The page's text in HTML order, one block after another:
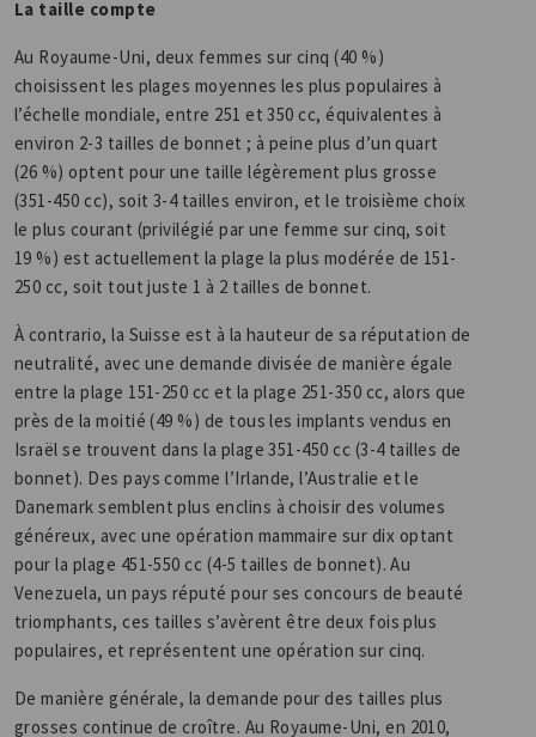
La taille compte
Au Royaume-Uni, deux femmes sur cinq (40 %)
choisissent les plages moyennes les plus populaires à
l’échelle mondiale, entre 251 et 350 cc, équivalentes à
environ 2-3 tailles de bonnet ; à peine plus d’un quart
(26 %) optent pour une taille légèrement plus grosse
(351-450 cc), soit 3-4 tailles environ, et le troisième choix
le plus courant (privilégié par une femme sur cinq, soit
19 %) est actuellement la plage la plus modérée de 151-
250 cc, soit tout juste 1 à 2 tailles de bonnet.
À contrario, la Suisse est à la hauteur de sa réputation de
neutralité, avec une demande divisée de manière égale
entre la plage 151-250 cc et la plage 251-350 cc, alors que
près de la moitié (49 %) de tous les implants vendus en
Israël se trouvent dans la plage 351-450 cc (3-4 tailles de
bonnet). Des pays comme l’Irlande, l’Australie et le
Danemark semblent plus enclins à choisir des volumes
généreux, avec une opération mammaire sur dix optant
pour la plage 451-550 cc (4-5 tailles de bonnet). Au
Venezuela, un pays réputé pour ses concours de beauté
triomphants, ces tailles s’avèrent être deux fois plus
populaires, et représentent une opération sur cinq.
De manière générale, la demande pour des tailles plus
grosses continue de croître. Au Royaume-Uni, en 2010,